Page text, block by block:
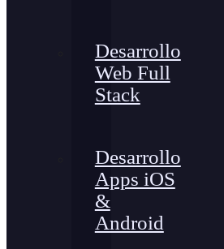
Desarrollo
Web Full
Stack
Desarrollo
Apps iOS
&
Android